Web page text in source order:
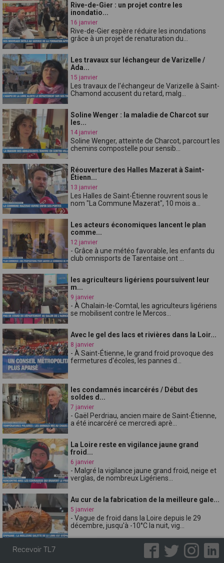
Rive-de-Gier : un projet contre les
inondatio...
16 janvier
Rive-de-Gier espère réduire les inondations
grâce à un projet de renaturation du...
Les travaux sur léchangeur de Varizelle /
Ada...
15 janvier
Les travaux de l'échangeur de Varizelle à Saint-
Chamond accusent du retard, malg...
Soline Wenger : la maladie de Charcot sur
les...
14 janvier
Soline Wenger, atteinte de Charcot, parcourt les
chemins compostelle pour sensib...
Réouverture des Halles Mazerat à Saint-
Étienn...
13 janvier
Les Halles de Saint-Étienne rouvrent sous le
nom "La Commune Mazerat", 10 mois a...
Les acteurs économiques lancent le plan
comme...
12 janvier
- Grâce à une météo favorable, les enfants du
club omnisports de Tarentaise ont ...
les agriculteurs ligériens poursuivent leur
m...
9 janvier
- À Chalain-le-Comtal, les agriculteurs ligériens
se mobilisent contre le Mercos...
Avec le gel des lacs et rivières dans la Loir...
8 janvier
- À Saint-Étienne, le grand froid provoque des
fermetures d'écoles, les pannes d...
les condamnés incarcérés / Début des
soldes d...
7 janvier
- Gaël Perdriau, ancien maire de Saint-Étienne,
a été incarcéré ce mercredi aprè...
La Loire reste en vigilance jaune grand
froid...
6 janvier
- Malgré la vigilance jaune grand froid, neige et
verglas, de nombreux Ligériens...
Au cur de la fabrication de la meilleure gale...
5 janvier
- Vague de froid dans la Loire depuis le 29
décembre, jusqu'à -10°C la nuit, vig...
Le nouveau conseil métropolitain est en
Recevoir TL7